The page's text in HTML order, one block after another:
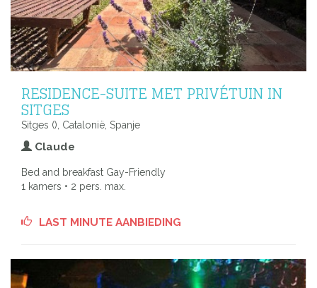
RESIDENCE-SUITE MET PRIVÉTUIN IN
SITGES
Sitges (), Catalonië, Spanje
Claude
Bed and breakfast Gay-Friendly
1 kamers • 2 pers. max.
LAST MINUTE AANBIEDING